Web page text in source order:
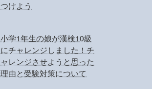
つけよう
小学1年生の娘が漢検10級
にチャレンジしました！チ
ャレンジさせようと思った
理由と受験対策について